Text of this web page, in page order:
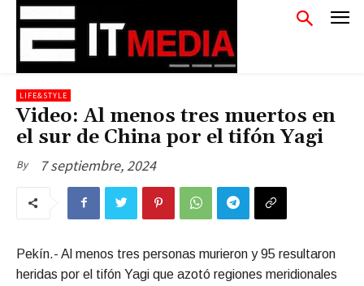
LIFE&STYLE
Video: Al menos tres muertos en
el sur de China por el tifón Yagi
By 7 septiembre, 2024
Pekín.- Al menos tres personas murieron y 95 resultaron
heridas por el tifón Yagi que azotó regiones meridionales